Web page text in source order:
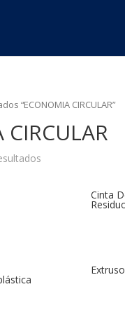
“ECONOMIA CIRCULAR”
Cinta